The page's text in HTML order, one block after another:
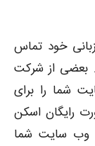
خود تماس
بعضی از شرکت
شما را برای
رایگان اسکن
وب سایت شما